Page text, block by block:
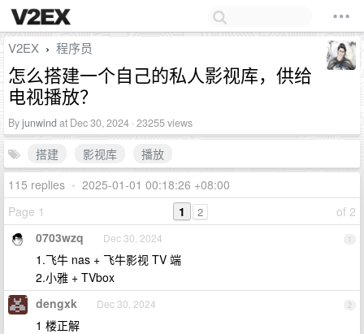
V2EX › 程序员
怎么搭建一个自己的私人影视库，供给
电视播放？
Byjunwind at Dec 30, 2024 · 23255 views
搭建 影视库
播放
115 replies • 2025-01-01 00:18:26 +08:00
Page 1
of 2
1 2
1
0703wzq Dec 30, 2024
1.飞牛 nas + 飞牛影视 TV 端
2.小雅 + TVbox
2
dengxk Dec 30, 2024
1 楼正解